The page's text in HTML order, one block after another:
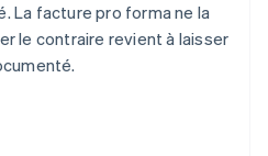
La facture pro forma ne la
le contraire revient à laisser